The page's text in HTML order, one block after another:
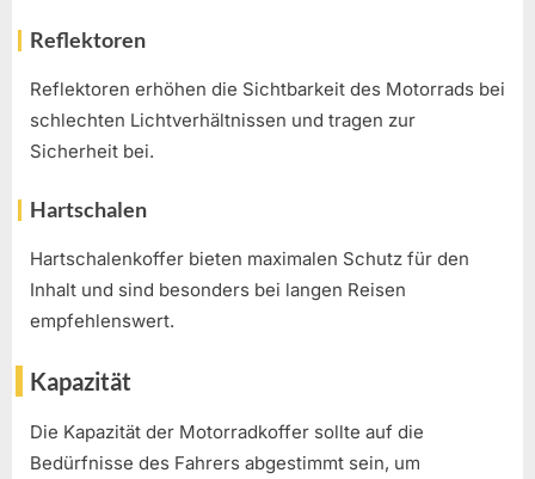
Reflektoren
Reflektoren erhöhen die Sichtbarkeit des Motorrads bei
schlechten Lichtverhältnissen und tragen zur
Sicherheit bei.
Hartschalen
Hartschalenkoffer bieten maximalen Schutz für den
Inhalt und sind besonders bei langen Reisen
empfehlenswert.
Kapazität
Die Kapazität der Motorradkoffer sollte auf die
Bedürfnisse des Fahrers abgestimmt sein, um